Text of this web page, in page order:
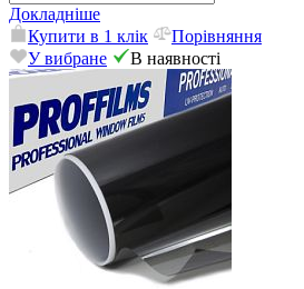
Докладніше
Купити в 1 клік
Порівняння
У вибране
В наявності